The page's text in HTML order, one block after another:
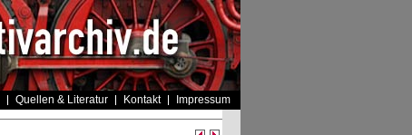
Quellen & Literatur Kontakt Impressum